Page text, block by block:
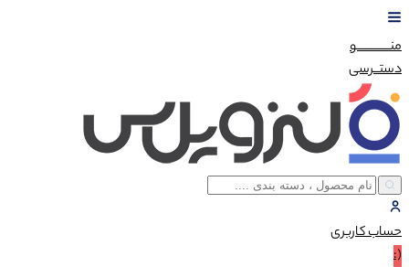
منــــــــــــو
دستــرسی
حسابکاربری
(: